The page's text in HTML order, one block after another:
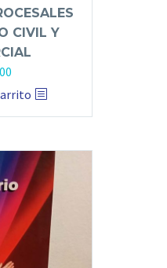
CIVIL Y